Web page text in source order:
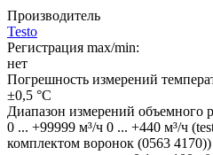
Производитель
Testo
Регистрация max/min:
нет
Погрешность измерений
±0,5 °C
Диапазон измерений объемного
0 ... +99999 м³/ч 0 ... +440 м³/ч
комплектом воронок (0563